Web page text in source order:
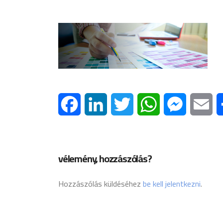
FacebookLinkedIn Twitter WhatsApp
vélemény, hozzászólás?
Hozzászólás küldéséhezbe kell jelentkezni.